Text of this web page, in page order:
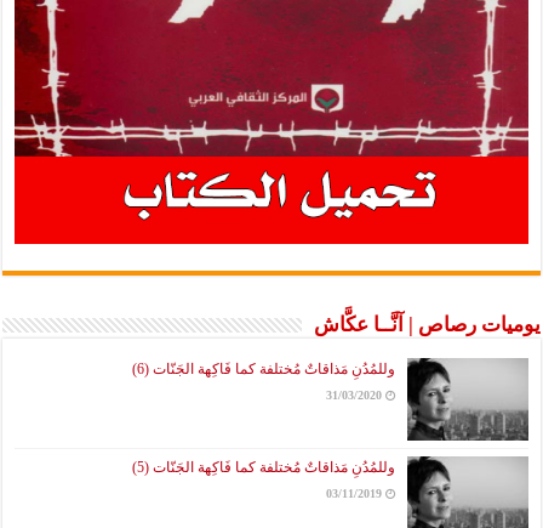
يوميات رصاص | آنَّــا عكَّاش
وللمُدُنِ مَذاقاتٌ مُختلفة كما فَاكِهة الجَنّات (6)
31/03/2020
وللمُدُنِ مَذاقاتٌ مُختلفة كما فَاكِهة الجَنّات (5)
03/11/2019